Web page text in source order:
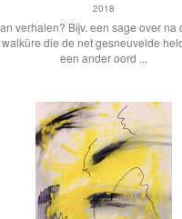
2018
verhalen? Bijv. een sage over na
die de net gesneuvelde
een ander oord ...